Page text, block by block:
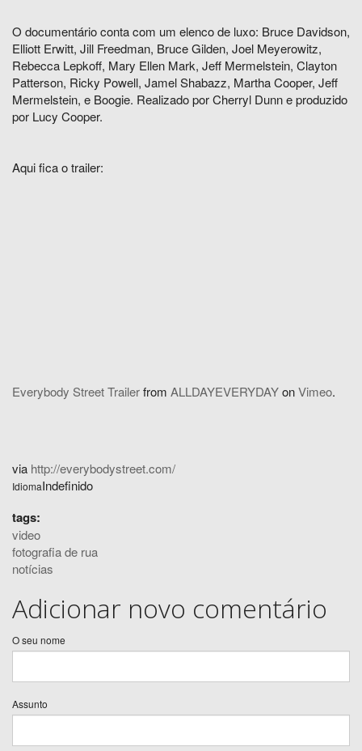
O documentário conta com um elenco de luxo: Bruce Davidson,
Elliott Erwitt, Jill Freedman, Bruce Gilden, Joel Meyerowitz,
Rebecca Lepkoff, Mary Ellen Mark, Jeff Mermelstein, Clayton
Patterson, Ricky Powell, Jamel Shabazz, Martha Cooper, Jeff
Mermelstein, e Boogie. Realizado por Cherryl Dunn e produzido
por Lucy Cooper.
Aqui fica o trailer:
Everybody Street Trailerfrom ALLDAYEVERYDAYonVimeo.
via http://everybodystreet.com/
IdiomaIndefinido
tags:
video
fotografia de rua
notícias
Adicionar novo comentário
O seu nome
Assunto